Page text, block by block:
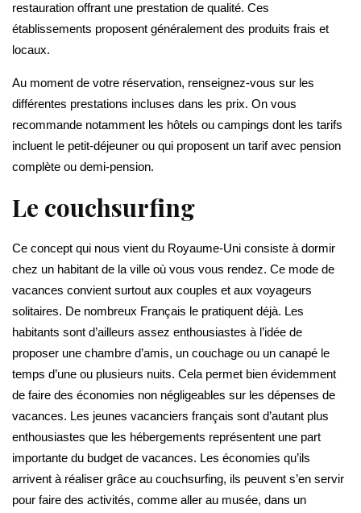
restauration offrant une prestation de qualité. Ces
établissements proposent généralement des produits frais et
locaux.
Au moment de votre réservation, renseignez-vous sur les
différentes prestations incluses dans les prix. On vous
recommande notamment les hôtels ou campings dont les tarifs
incluent le petit-déjeuner ou qui proposent un tarif avec pension
complète ou demi-pension.
Le couchsurfing
Ce concept qui nous vient du Royaume-Uni consiste à dormir
chez un habitant de la ville où vous vous rendez. Ce mode de
vacances convient surtout aux couples et aux voyageurs
solitaires. De nombreux Français le pratiquent déjà. Les
habitants sont d’ailleurs assez enthousiastes à l’idée de
proposer une chambre d’amis, un couchage ou un canapé le
temps d’une ou plusieurs nuits. Cela permet bien évidemment
de faire des économies non négligeables sur les dépenses de
vacances. Les jeunes vacanciers français sont d’autant plus
enthousiastes que les hébergements représentent une part
importante du budget de vacances. Les économies qu’ils
arrivent à réaliser grâce au couchsurfing, ils peuvent s’en servir
pour faire des activités, comme aller au musée, dans un